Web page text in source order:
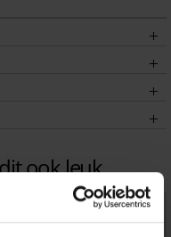
ook leuk